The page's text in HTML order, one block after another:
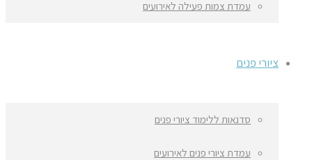
עמדת צמות פעילה לאירועים
ציורי פנים
סדנאות ללימוד ציורי פנים
עמדת ציורי פנים לאירועים